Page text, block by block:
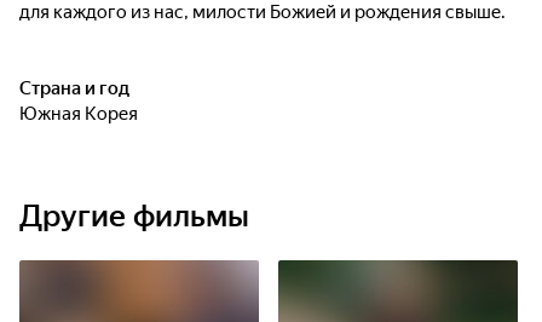
для каждого из нас, милости Божией и рождения свыше.
Страна и год
Южная Корея
Другие фильмы